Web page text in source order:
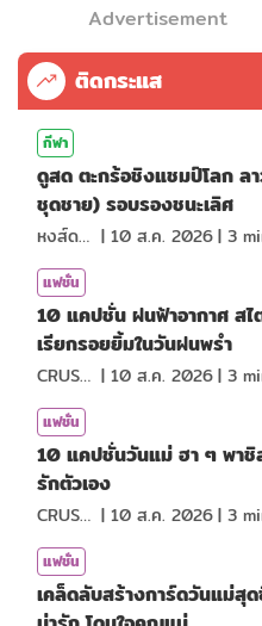
Advertisement
ติดกระแส
กีฬา
ดูสด ตะกร้อชิงแชมป์โลก ล
ชุดชาย) รอบรองชนะเลิศ
หงส์ดรุณ | 10 ส.ค. 2026| 3
แฟชั่น
10 แคปชั่น ฝนฟ้าอากาศ ส
เรียกรอยยิ้มในวันฝนพรำ
CRUSHที่แปลว่าแอบชอบ | 10 ส.ค. 2026| 3
แฟชั่น
10 แคปชั่นวันแม่ ฮา ๆ พาชิล ชวนแม่พักและ
รักตัวเอง
CRUSHที่แปลว่าแอบชอบ | 10 ส.ค. 2026| 3
แฟชั่น
เคล็ดลับสร้างการ์ดวันแม่สุ